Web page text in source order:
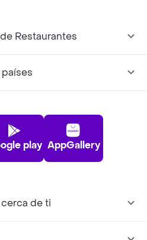
Restaurantes
play AppGallery
de ti